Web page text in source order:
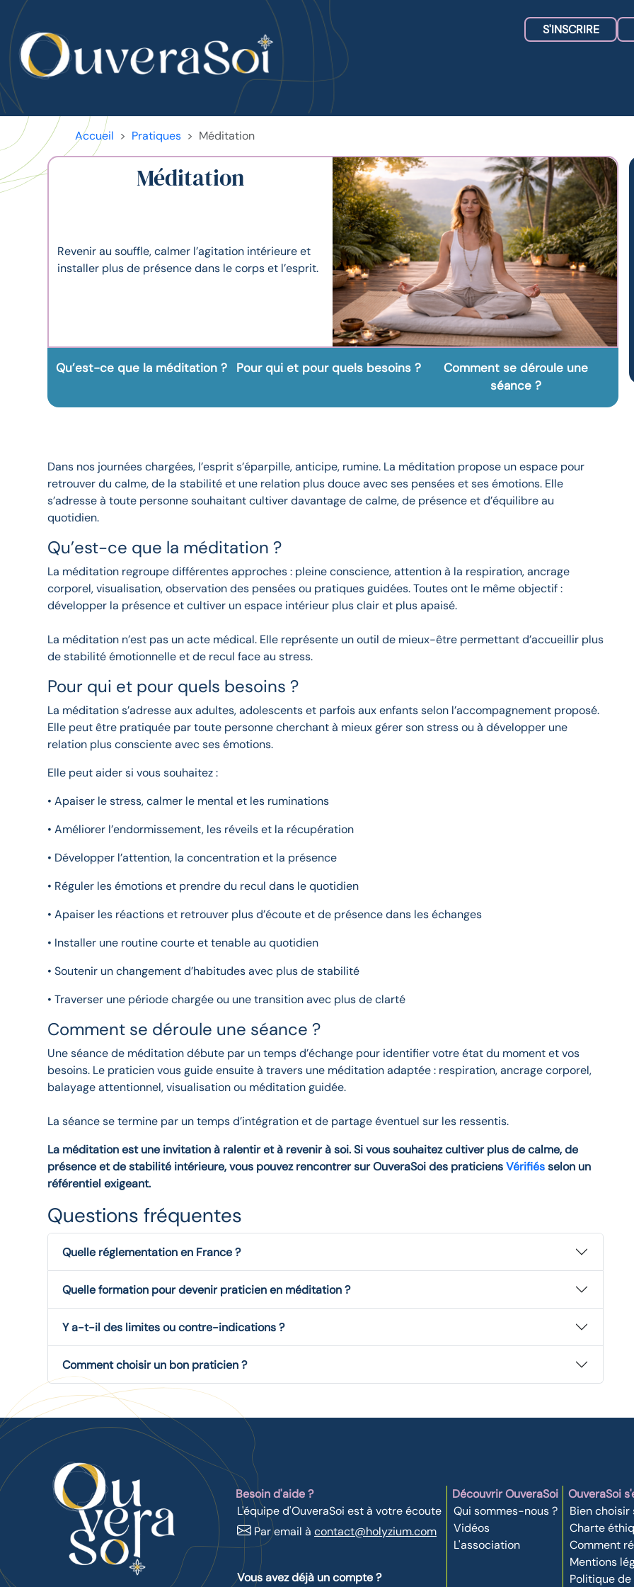
S'INSCRIRE
Accueil Pratiques Méditation
Méditation
Revenir au souffle, calmer l’agitation intérieure et
installer plus de présence dans le corps et l’esprit.
Qu’est-ce que la méditation ? Pour qui et pour quels besoins ?
Comment se déroule une
séance ?
Dans nos journées chargées, l’esprit s’éparpille, anticipe, rumine. La méditation propose un espace pour
retrouver du calme, de la stabilité et une relation plus douce avec ses pensées et ses émotions. Elle
s’adresse à toute personne souhaitant cultiver davantage de calme, de présence et d’équilibre au
quotidien.
Qu’est-ce que la méditation ?
La méditation regroupe différentes approches : pleine conscience, attention à la respiration, ancrage
corporel, visualisation, observation des pensées ou pratiques guidées. Toutes ont le même objectif :
développer la présence et cultiver un espace intérieur plus clair et plus apaisé.
La méditation n’est pas un acte médical. Elle représente un outil de mieux-être permettant d’accueillir plus
de stabilité émotionnelle et de recul face au stress.
Pour qui et pour quels besoins ?
La méditation s’adresse aux adultes, adolescents et parfois aux enfants selon l’accompagnement proposé.
Elle peut être pratiquée par toute personne cherchant à mieux gérer son stress ou à développer une
relation plus consciente avec ses émotions.
Elle peut aider si vous souhaitez :
• Apaiser le stress, calmer le mental et les ruminations
• Améliorer l’endormissement, les réveils et la récupération
• Développer l’attention, la concentration et la présence
• Réguler les émotions et prendre du recul dans le quotidien
• Apaiser les réactions et retrouver plus d’écoute et de présence dans les échanges
• Installer une routine courte et tenable au quotidien
• Soutenir un changement d’habitudes avec plus de stabilité
• Traverser une période chargée ou une transition avec plus de clarté
Comment se déroule une séance ?
Une séance de méditation débute par un temps d’échange pour identifier votre état du moment et vos
besoins. Le praticien vous guide ensuite à travers une méditation adaptée : respiration, ancrage corporel,
balayage attentionnel, visualisation ou méditation guidée.
La séance se termine par un temps d’intégration et de partage éventuel sur les ressentis.
La méditation est une invitation à ralentir et à revenir à soi. Si vous souhaitez cultiver plus de calme, de
présence et de stabilité intérieure, vous pouvez rencontrer sur OuveraSoi des praticiensVérifiésselon un
référentiel exigeant.
Questions fréquentes
Quelle réglementation en France ?
Quelle formation pour devenir praticien en méditation ?
Y a-t-il des limites ou contre-indications ?
Comment choisir un bon praticien ?
Besoin d'aide ?
L'équipe d'OuveraSoi est à votre écoute
Par email à contact@holyzium.com
Vous avez déjà un compte ?
Découvrir OuveraSoi
Qui sommes-nous ?
Vidéos
L'association
OuveraSoi
Bien
Charte
Comment
Mentions
Politique